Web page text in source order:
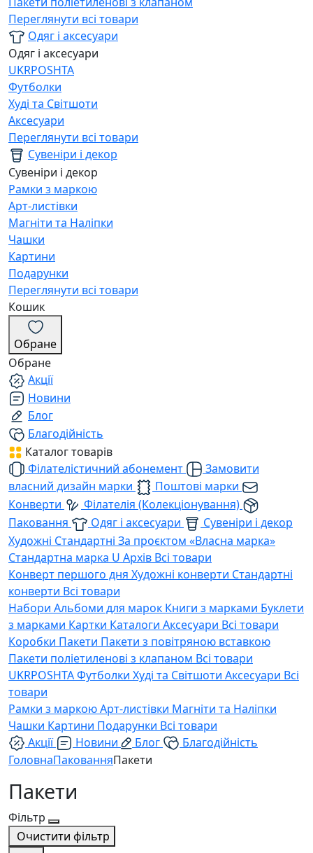
Переглянути всі товари
Одяг і аксесуари
Одяг і аксесуари
UKRPOSHTA
Футболки
Худі та Світшоти
Аксесуари
Переглянути всі товари
Сувеніри і декор
Сувеніри і декор
Рамки з маркою
Арт-листівки
Магніти та Наліпки
Чашки
Картини
Подарунки
Переглянути всі товари
Кошик
Обране
Обране
Акції
Новини
Блог
Благодійність
Каталог товарів
Філателістичний абонемент
Замовити
власний дизайн марки
Поштові марки
Конверти
Філателія (Колекціонування)
Паковання
Одяг і аксесуари
Сувеніри і декор
Художні Стандартні За проєктом «Власна марка»
Стандартна марка U Архів Всі товари
Конверт першого дня Художні конверти Стандартні
конверти Всі товари
Набори Альбоми для марок Книги з марками Буклети
з марками Картки Каталоги Аксесуари Всі товари
Коробки Пакети Пакети з повітряною вставкою
Пакети поліетиленові з клапаном Всі товари
UKRPOSHTAФутболки Худі та Світшоти Аксесуари Всі
товари
Рамки з маркоюАрт-листівки Магніти та Наліпки
Чашки Картини Подарунки Всі товари
Акції
Новини Блог
Благодійність
ГоловнаПакованняПакети
Пакети
Фільтр
Очистити фільтр